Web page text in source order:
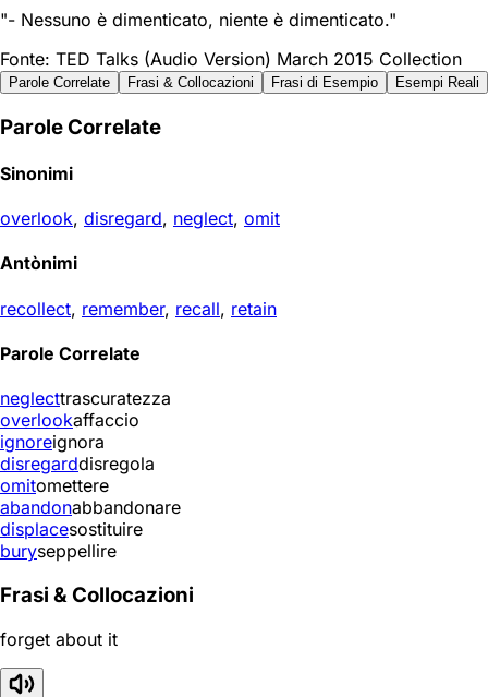
"- Nessuno è dimenticato, niente è dimenticato."
Fonte: TED Talks (Audio Version) March 2015 Collection
Parole Correlate Frasi & Collocazioni Frasi di Esempio Esempi Reali
Parole Correlate
Sinonimi
overlook, disregard, neglect, omit
Antònimi
recollect, remember, recall, retain
Parole Correlate
neglecttrascuratezza
overlookaffaccio
ignoreignora
disregarddisregola
omitomettere
abandonabbandonare
displacesostituire
buryseppellire
Frasi & Collocazioni
forget about it